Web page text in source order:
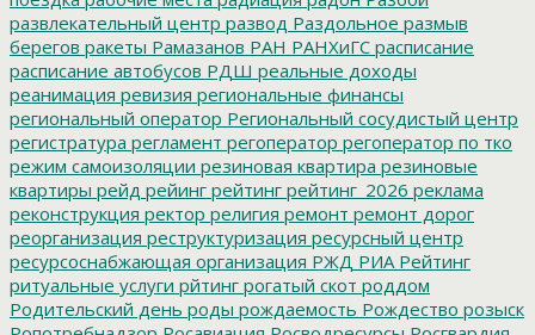
развлекательный центр развод Раздольное размыв
берегов ракеты Рамазанов РАН РАНХиГС расписание
расписание автобусов РДШ реальные доходы
реанимация ревизия региональные финансы
региональный оператор Региональный сосудистый центр
регистратура регламент регоператор регоператор по тко
режим самоизоляции резиновая квартира резиновые
квартиры рейд рейинг рейтинг рейтинг_2026 реклама
реконструкция ректор религия ремонт ремонт дорог
реорганизация реструктуризация ресурсный центр
ресурсоснабжающая организация РЖД РИА Рейтинг
ритуальные услуги рйтинг рогатый скот роддом
Родительский день роды рождаемость Рождество розыск